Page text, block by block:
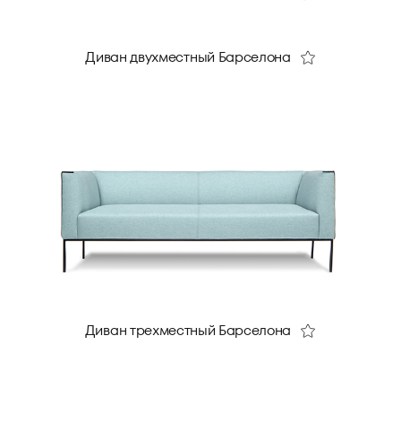
Диван двухместный Барселона
Диван трехместный Барселона